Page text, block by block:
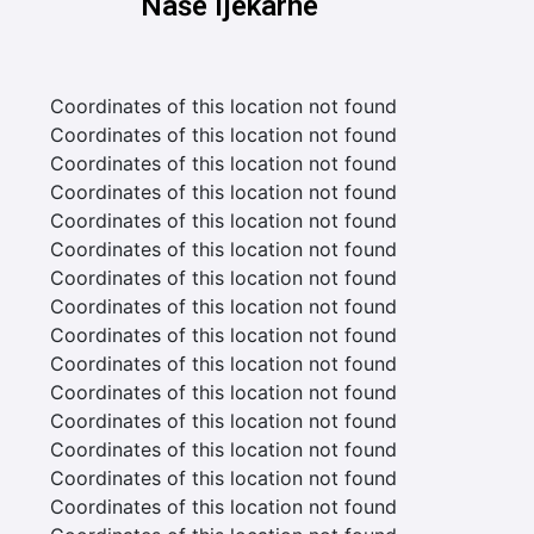
Coordinates of this location not found
Coordinates of this location not found
Coordinates of this location not found
Coordinates of this location not found
Coordinates of this location not found
Coordinates of this location not found
Coordinates of this location not found
Coordinates of this location not found
Coordinates of this location not found
Coordinates of this location not found
Coordinates of this location not found
Coordinates of this location not found
Coordinates of this location not found
Coordinates of this location not found
Coordinates of this location not found